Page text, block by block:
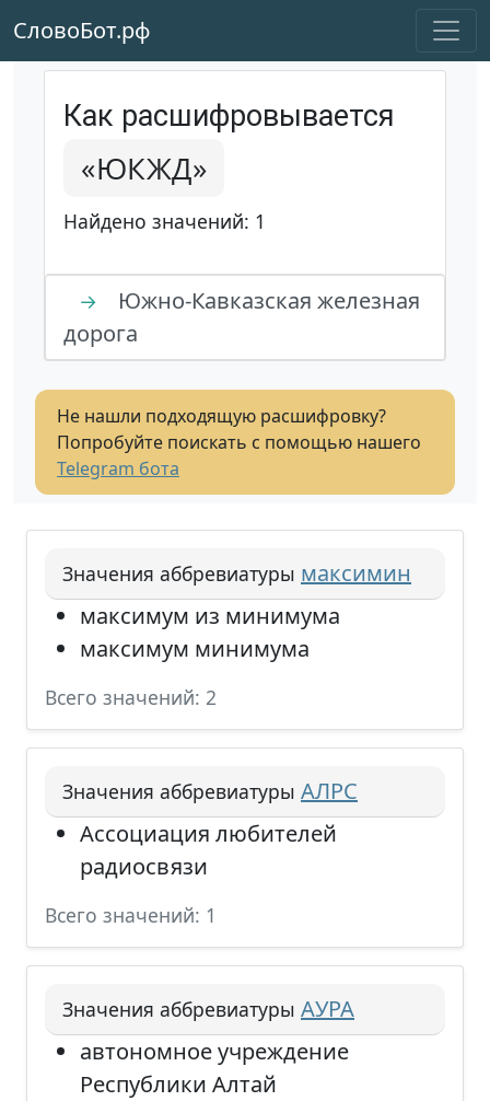
СловоБот.рф
Как расшифровывается
«ЮКЖД»
Найдено значений: 1
→
Южно-Кавказская железная
дорога
Не нашли подходящую расшифровку?
Попробуйте поискать с помощью нашего
Telegram бота
Значения аббревиатуры максимин
максимум из минимума
максимум минимума
Всего значений: 2
Значения аббревиатуры АЛРС
Ассоциация любителей
радиосвязи
Всего значений: 1
Значения аббревиатуры АУРА
автономное учреждение
Республики Алтай